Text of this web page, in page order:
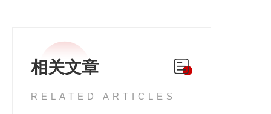
相关文章
RELATED ARTICLES